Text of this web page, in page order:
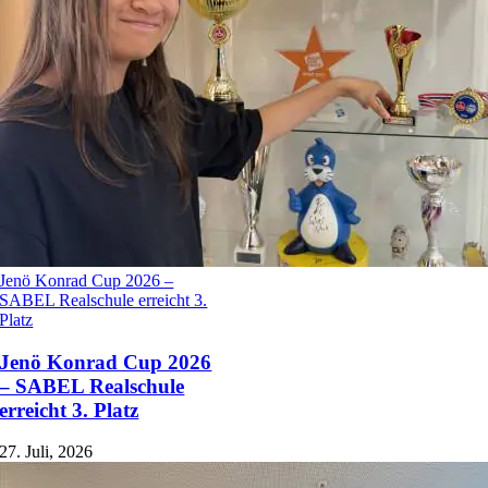
Jenö Konrad Cup 2026 –
SABEL Realschule erreicht 3.
Platz
Jenö Konrad Cup 2026
– SABEL Realschule
erreicht 3. Platz
27. Juli, 2026